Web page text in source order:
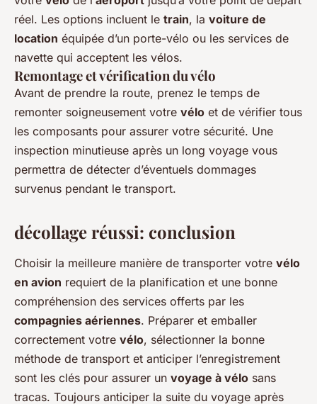
réel. Les options incluent le train, la voiture de
location équipée d’un porte-vélo ou les services de
navette qui acceptent les vélos.
Remontage et vérification du vélo
Avant de prendre la route, prenez le temps de
remonter soigneusement votre vélo et de vérifier tous
les composants pour assurer votre sécurité. Une
inspection minutieuse après un long voyage vous
permettra de détecter d’éventuels dommages
survenus pendant le transport.
décollage réussi: conclusion
Choisir la meilleure manière de transporter votre vélo
en avion requiert de la planification et une bonne
compréhension des services offerts par les
compagnies aériennes. Préparer et emballer
correctement votre vélo, sélectionner la bonne
méthode de transport et anticiper l’enregistrement
sont les clés pour assurer un voyage à vélo sans
tracas. Toujours anticiper la suite du voyage après